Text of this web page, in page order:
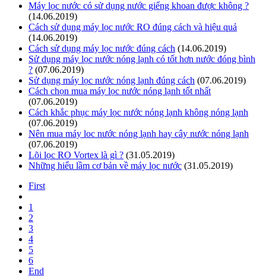
Máy lọc nước có sử dụng nước giếng khoan được không ?
(14.06.2019)
Cách sử dụng máy lọc nước RO đúng cách và hiệu quả
(14.06.2019)
Cách sử dụng máy lọc nước đúng cách (14.06.2019)
Sử dụng máy lọc nước nóng lạnh có tốt hơn nước đóng bình
? (07.06.2019)
Sử dụng máy lọc nước nóng lạnh đúng cách (07.06.2019)
Cách chọn mua máy lọc nước nóng lạnh tốt nhất
(07.06.2019)
Cách khắc phục máy lọc nước nóng lạnh không nóng lạnh
(07.06.2019)
Nên mua máy loc nước nóng lạnh hay cây nước nóng lạnh
(07.06.2019)
Lõi lọc RO Vortex là gì ? (31.05.2019)
Những hiểu lầm cơ bản về máy lọc nước (31.05.2019)
First
1
2
3
4
5
6
End